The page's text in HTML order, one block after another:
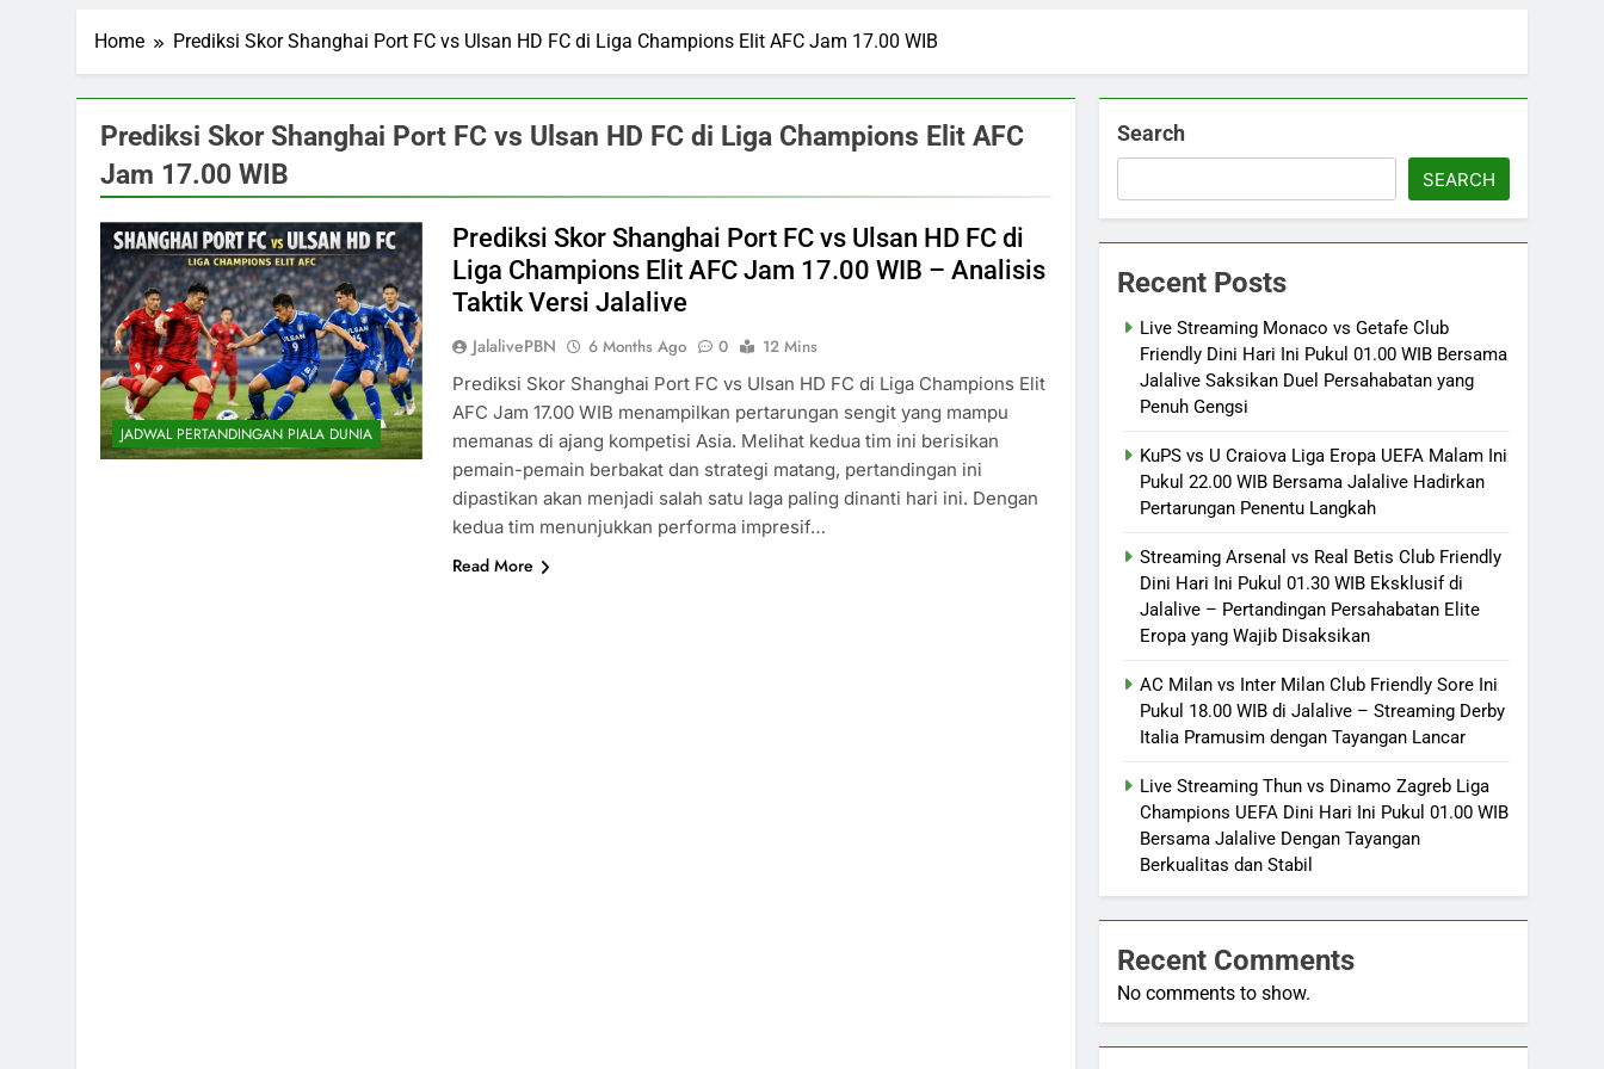
Home Prediksi Skor Shanghai Port FC vs Ulsan HD FC di Liga Champions Elit AFC Jam 17.00 WIB
Prediksi Skor Shanghai Port FC vs Ulsan HD FC di Liga Champions Elit AFC
Jam 17.00 WIB
JADWAL PERTANDINGAN PIALA DUNIA
Prediksi Skor Shanghai Port FC vs Ulsan HD FC di
Liga Champions Elit AFC Jam 17.00 WIB – Analisis
Taktik Versi Jalalive
JalalivePBN 6 Months Ago 0
12 Mins
Prediksi Skor Shanghai Port FC vs Ulsan HD FC di Liga Champions Elit
AFC Jam 17.00 WIB menampilkan pertarungan sengit yang mampu
memanas di ajang kompetisi Asia. Melihat kedua tim ini berisikan
pemain-pemain berbakat dan strategi matang, pertandingan ini
dipastikan akan menjadi salah satu laga paling dinanti hari ini. Dengan
kedua tim menunjukkan performa impresif…
Read More
Search
SEARCH
Recent Posts
Live Streaming Monaco vs Getafe Club
Friendly Dini Hari Ini Pukul 01.00 WIB Bersama
Jalalive Saksikan Duel Persahabatan yang
Penuh Gengsi
KuPS vs U Craiova Liga Eropa UEFA Malam Ini
Pukul 22.00 WIB Bersama Jalalive Hadirkan
Pertarungan Penentu Langkah
Streaming Arsenal vs Real Betis Club Friendly
Dini Hari Ini Pukul 01.30 WIB Eksklusif di
Jalalive – Pertandingan Persahabatan Elite
Eropa yang Wajib Disaksikan
AC Milan vs Inter Milan Club Friendly Sore Ini
Pukul 18.00 WIB di Jalalive – Streaming Derby
Italia Pramusim dengan Tayangan Lancar
Live Streaming Thun vs Dinamo Zagreb Liga
Champions UEFA Dini Hari Ini Pukul 01.00 WIB
Bersama Jalalive Dengan Tayangan
Berkualitas dan Stabil
Recent Comments
No comments to show.